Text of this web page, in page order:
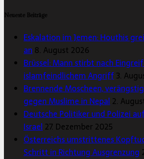
Neueste Beiträge
Eskalation im Jemen: Houthis
an 8. August 2026
Brüssel: Mann stirbt nach
islamfeindlichem Angriff3.
Brennende Moscheen,
gegen Muslime in Nepal 2.
Deutsche Politiker und Polizei
Israel 27. Dezember 2025
Österreichs umstrittenes
Schritt in Richtung Ausgrenzung